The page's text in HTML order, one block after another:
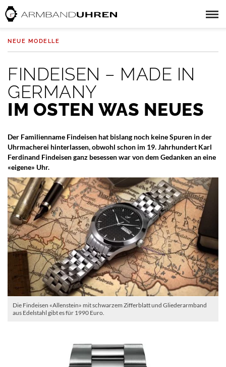
NEUE MODELLE
FINDEISEN – MADE IN
GERMANY
IM OSTEN WAS NEUES
Der Familienname Findeisen hat bislang noch keine Spuren in der
Uhrmacherei hinterlassen, obwohl schon im 19. Jahrhundert Karl
Ferdinand Findeisen ganz besessen war von dem Gedanken an eine
«eigene» Uhr.
Die Findeisen «Allenstein» mit schwarzem Zifferblatt und Gliederarmband
aus Edelstahl gibt es für 1990 Euro.